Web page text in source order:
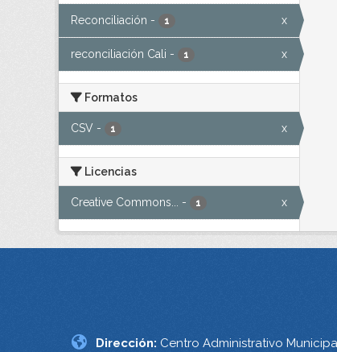
Reconciliación - 1 x
reconciliación Cali - 1 x
Formatos
CSV - 1 x
Licencias
Creative Commons... - 1 x
Dirección: Centro Administrativo